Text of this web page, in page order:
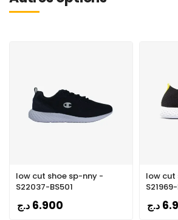
low cut shoe sp-nny -
S22037-BS501
6.900 د.ج
low cut
د.ج